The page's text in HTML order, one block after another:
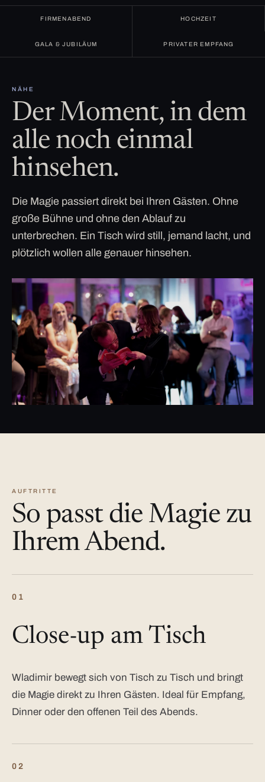
FIRMENABEND HOCHZEIT
GALA & JUBILÄUM PRIVATER EMPFANG
NÄHE
Der Moment, in dem
alle noch einmal
hinsehen.
Die Magie passiert direkt bei Ihren Gästen. Ohne
große Bühne und ohne den Ablauf zu
unterbrechen. Ein Tisch wird still, jemand lacht, und
plötzlich wollen alle genauer hinsehen.
AUFTRITTE
So passt die Magie zu
Ihrem Abend.
01
Close-up am Tisch
Wladimir bewegt sich von Tisch zu Tisch und bringt
die Magie direkt zu Ihren Gästen. Ideal für Empfang,
Dinner oder den offenen Teil des Abends.
02